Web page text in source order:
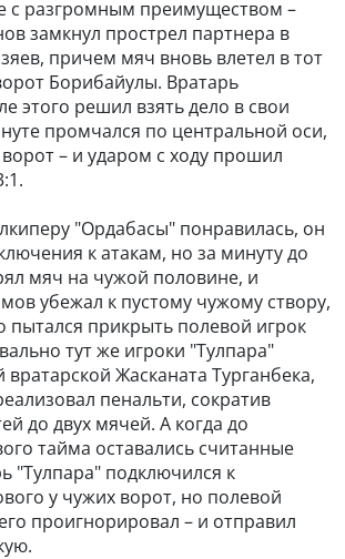
с разгромным преимуществом –
замкнул прострел партнера в
причем мяч вновь влетел в тот
Борибайулы. Вратарь
этого решил взять дело в свои
промчался по центральной оси,
– и ударом с ходу прошил
"Ордабасы" понравилась, он
к атакам, но за минуту до
мяч на чужой половине, и
убежал к пустому чужому створу,
пытался прикрыть полевой игрок
тут же игроки "Тулпара"
Жасканата Турганбека,
пенальти, сократив
до двух мячей. А когда до
тайма оставались считанные
"Тулпара" подключился к
у чужих ворот, но полевой
проигнорировал – и отправил